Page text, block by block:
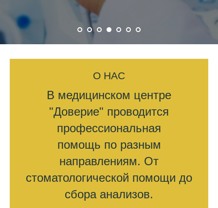
О НАС
В медицинском центре
"Доверие" проводится
профессиональная
помощь по разным
направлениям. От
стоматологической помощи до
сбора анализов.